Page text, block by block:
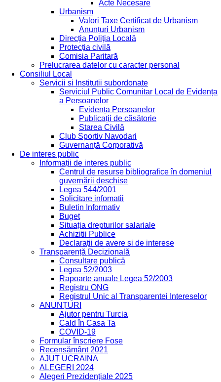
Acte Necesare
Urbanism
Valori Taxe Certificat de Urbanism
Anunțuri Urbanism
Direcția Poliția Locală
Protecția civilă
Comisia Paritară
Prelucrarea datelor cu caracter personal
Consiliul Local
Servicii si Institutii subordonate
Serviciul Public Comunitar Local de Evidența
a Persoanelor
Evidența Persoanelor
Publicații de căsătorie
Starea Civilă
Club Sportiv Navodari
Guvernanță Corporativă
De interes public
Informații de interes public
Centrul de resurse bibliografice în domeniul
guvernării deschise
Legea 544/2001
Solicitare infomatii
Buletin Informativ
Buget
Situația drepturilor salariale
Achizitii Publice
Declarații de avere si de interese
Transparență Decizională
Consultare publică
Legea 52/2003
Rapoarte anuale Legea 52/2003
Registru ONG
Registrul Unic al Transparentei Intereselor
ANUNȚURI
Ajutor pentru Turcia
Cald în Casa Ta
COVID-19
Formular înscriere Fose
Recensământ 2021
AJUT UCRAINA
ALEGERI 2024
Alegeri Prezidențiale 2025